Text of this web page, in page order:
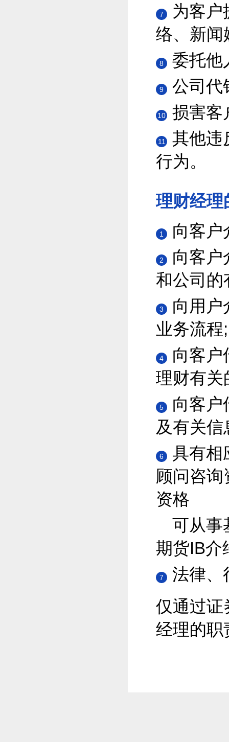
7
为客户
络、新闻
8 委托他
9 公司代
10 损害客
11
其他违
行为。
理财经理
1 向客户
2
向客户
和公司的
3
向用户
业务流程;
4
向客户
理财有关
5
向客户
及有关
6
具有相
顾问咨
资格
可从事
期货IB介
7
法律、
仅通过证
经理的职